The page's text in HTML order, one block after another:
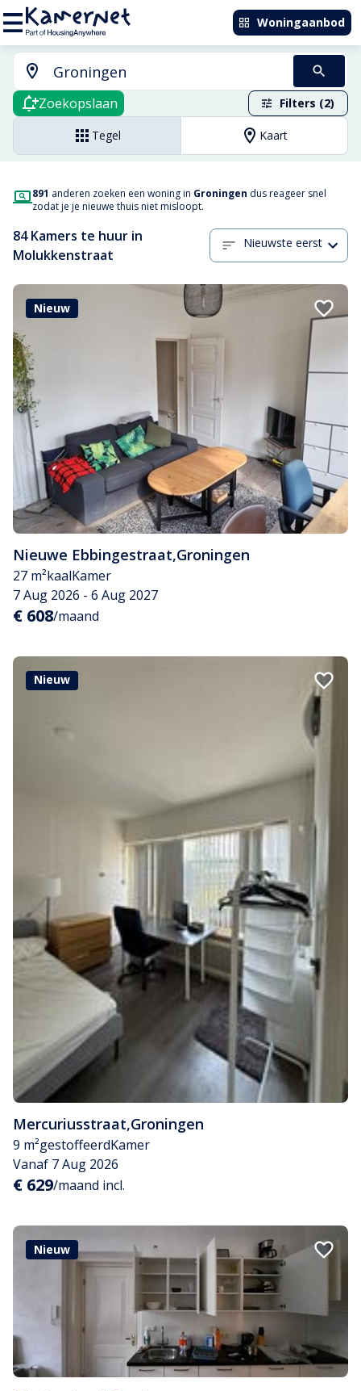
Woningaanbod
Zoekopslaan Filters (2)
Tegel Kaart
891 anderen zoeken een woning in Groningen dus reageer snel
zodat je je nieuwe thuis niet misloopt.
84 Kamers te huur in
Molukkenstraat
Nieuwste eerst
Nieuw
Nieuwe Ebbingestraat,Groningen
27 m²kaalKamer
7 Aug 2026 - 6 Aug 2027
€ 608/maand
Nieuw
Mercuriusstraat,Groningen
9 m²gestoffeerdKamer
Vanaf 7 Aug 2026
€ 629/maand incl.
Nieuw